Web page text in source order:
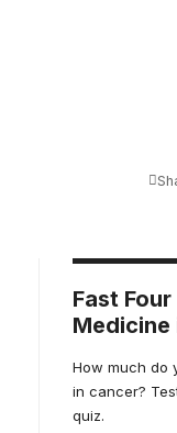
Fast
Medicine
How much do
in cancer?
quiz.